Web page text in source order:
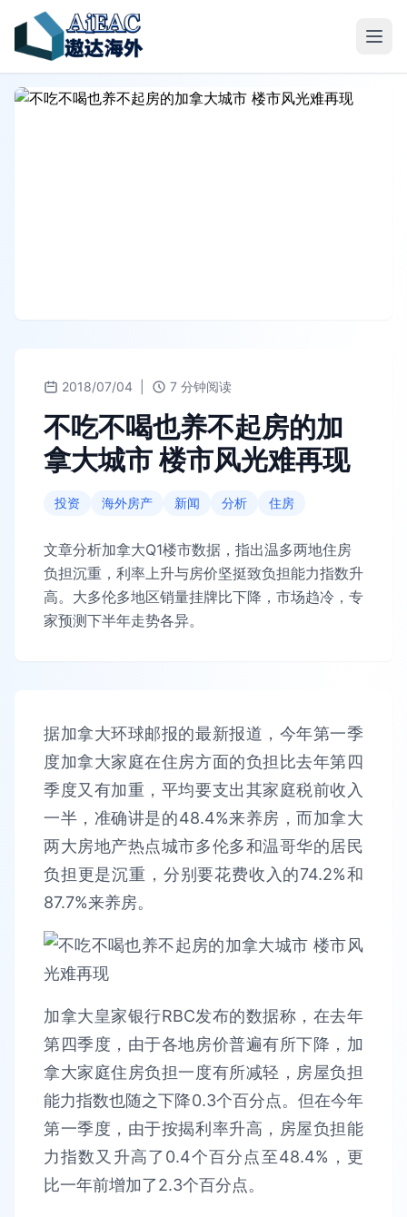
2018/07/04 7 分钟阅读
不吃不喝也养不起房的加
拿大城市 楼市风光难再现
投资 海外房产 新闻 分析 住房
文章分析加拿大Q1楼市数据，指出温多两地住房
负担沉重，利率上升与房价坚挺致负担能力指数升
高。大多伦多地区销量挂牌比下降，市场趋冷，专
家预测下半年走势各异。
据加拿大环球邮报的最新报道，今年第一季
度加拿大家庭在住房方面的负担比去年第四
季度又有加重，平均要支出其家庭税前收入
一半，准确讲是的48.4%来养房，而加拿大
两大房地产热点城市多伦多和温哥华的居民
负担更是沉重，分别要花费收入的74.2%和
87.7%来养房。
加拿大皇家银行RBC发布的数据称，在去年
第四季度，由于各地房价普遍有所下降，加
拿大家庭住房负担一度有所减轻，房屋负担
能力指数也随之下降0.3个百分点。但在今年
第一季度，由于按揭利率升高，房屋负担能
力指数又升高了0.4个百分点至48.4%，更
比一年前增加了2.3个百分点。